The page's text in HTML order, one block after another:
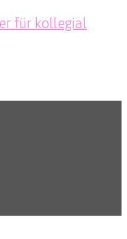
für kollegial